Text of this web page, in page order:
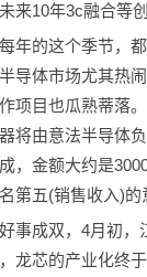
未来10年3c融合等
每年的这个季节，
导体市场尤其热
项目也瓜熟蒂落
将由意法半导体
，金额大约是
第五(销售收入)的
好事成双，4月初，
龙芯的产业化终